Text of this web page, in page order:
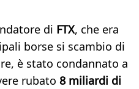
di FTX, che era
borse si scambio di
è stato condannato a
rubato 8 miliardi di